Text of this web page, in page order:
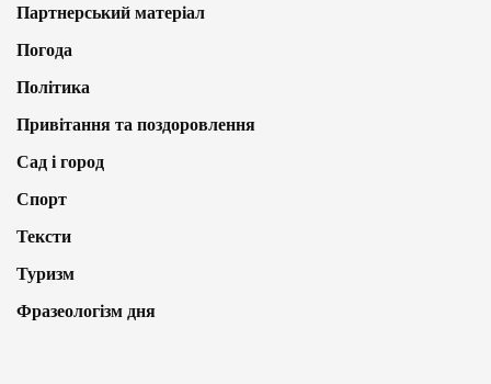
Партнерський матеріал
Погода
Політика
Привітання та поздоровлення
Сад і город
Спорт
Тексти
Туризм
Фразеологізм дня